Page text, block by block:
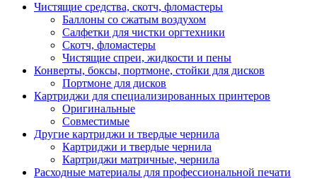
Лента монтажная
Основание монтажное для
стяжек и элементов
Растворитель
Саморез
Саморез по дереву
Скоба такелажная, шакл
Стержень резьбовой
Хомут резьбовой u-образной
(стремянка)
Шайба
Шпилька резьбовая
Чистящие средства, скотч, фломастеры
Баллоны со сжатым воздухом
Салфетки для чистки оргтехники
Скотч, фломастеры
Чистящие спреи, жидкости и пены
Конверты, боксы, портмоне, стойки для дисков
Портмоне для дисков
Картриджи для специализированных принтеров
Оригинальные
Совместимые
Другие картриджи и твердые чернила
Картриджи и твердые чернила
Картриджи матричные, чернила
Расходные материалы для профессиональной печати